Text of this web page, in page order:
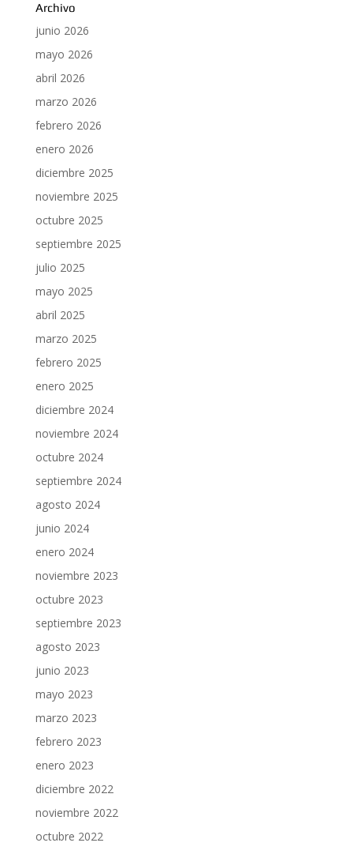
Archivo
junio 2026
mayo 2026
abril 2026
marzo 2026
febrero 2026
enero 2026
diciembre 2025
noviembre 2025
octubre 2025
septiembre 2025
julio 2025
mayo 2025
abril 2025
marzo 2025
febrero 2025
enero 2025
diciembre 2024
noviembre 2024
octubre 2024
septiembre 2024
agosto 2024
junio 2024
enero 2024
noviembre 2023
octubre 2023
septiembre 2023
agosto 2023
junio 2023
mayo 2023
marzo 2023
febrero 2023
enero 2023
diciembre 2022
noviembre 2022
octubre 2022